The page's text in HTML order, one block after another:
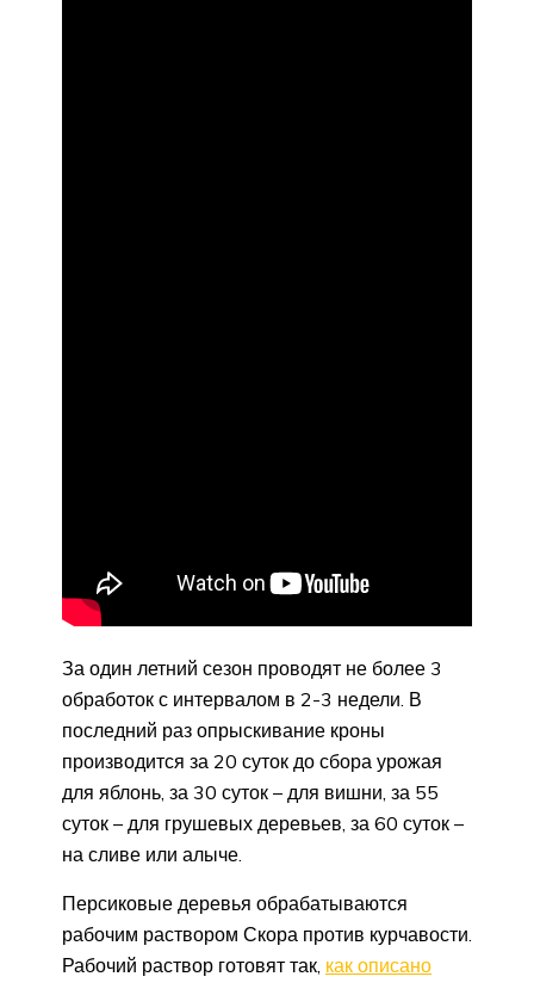
За один летний сезон проводят не более 3
обработок с интервалом в 2-3 недели. В
последний раз опрыскивание кроны
производится за 20 суток до сбора урожая
для яблонь, за 30 суток – для вишни, за 55
суток – для грушевых деревьев, за 60 суток –
на сливе или алыче.
Персиковые деревья обрабатываются
рабочим раствором Скора против курчавости.
Рабочий раствор готовят так, как описано